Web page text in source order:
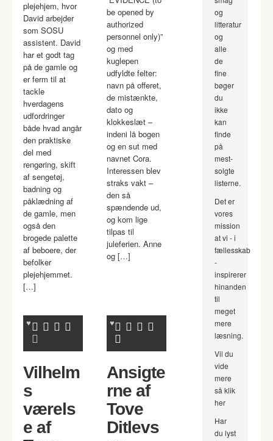
plejehjem, hvor
David arbejder
som SOSU
assistent. David
har et godt tag
på de gamle og
er ferm til at
tackle
hverdagens
udfordringer
både hvad angår
den praktiske
del med
rengøring, skift
af sengetøj,
badning og
påklædning af
de gamle, men
også den
brogede palette
af beboere, der
befolker
plejehjemmet.
[…]
be opened by
authorized
personnel only)”
og med
kuglepen
udfyldte felter:
navn på offeret,
de mistænkte,
dato og
klokkeslæt –
indeni lå bogen
og en sut med
navnet Cora.
Interessen blev
straks vakt –
den så
spændende ud,
og kom lige
tilpas til
juleferien. Anne
og […]
Vilhelm
s
værels
e af
Ansigte
rne af
Tove
Ditlevs
og
litteratur
og
alle
de
fine
bøger
du
ikke
kan
finde
på
mest-
solgte
listerne.
Det er
vores
mission
at vi - i
fællesskab
-
inspirerer
hinanden
til
meget
mere
læsning.
Vil du
vide
mere
så klik
her
Har
du lyst